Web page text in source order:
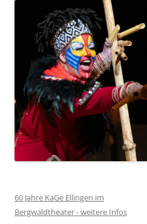
60 Jahre KaGe Ellingen im
Bergwaldtheater - weitere Infos